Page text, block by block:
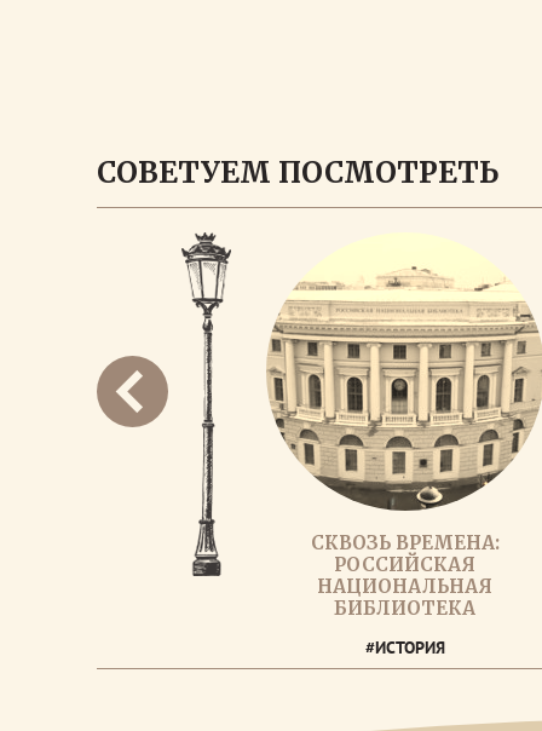
СОВЕТУЕМ ПОСМОТРЕТЬ
СКВОЗЬ ВРЕМЕНА:
РОССИЙСКАЯ
НАЦИОНАЛЬНАЯ
БИБЛИОТЕКА
#ИСТОРИЯ